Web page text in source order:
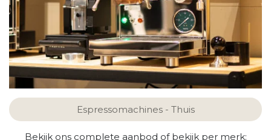
Espressomachines - Thuis
Bekijk ons complete aanbod of bekijk per merk: